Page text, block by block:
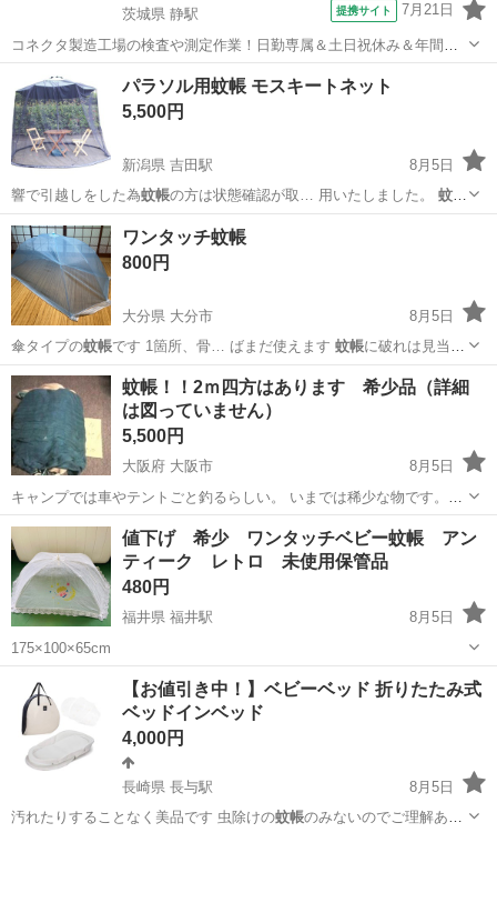
茨城県 静駅
提携サイト 7月21日
コネクタ製造工場の検査や測定作業！日勤専属＆土日祝休み＆年間休
日128日★クリーンルーム内作業★マイカー通勤OK＆無料駐車場あり
★就業先食堂利用可！日払い制度あり！《茨城県常陸大宮市》 人気の
工場のお仕事 ◇コネクタ製造工...
茨城 常陸大宮市 静駅 その他
パラソル用蚊帳 モスキートネット
5,500円
新潟県 吉田駅
8月5日
響で引越しをした為蚊帳の方は状態確認が取… 用いたしました。 蚊帳
の裾の部分は地面に… を防ぐアウトドア用蚊帳。おもりのチェーン…
新潟 燕市 吉田駅 その他
ワンタッチ蚊帳
800円
大分県 大分市
8月5日
傘タイプの蚊帳です 1箇所、骨… ばまだ使えます 蚊帳に破れは見当た
りま…
大分 大分市 その他
蚊帳！！2ｍ四方はあります 希少品（詳細
は図っていません）
5,500円
大阪府 大阪市
8月5日
キャンプでは車やテントごと釣るらしい。 いまでは稀少な物です。年
数相応に、保管中等の把握していない劣化は、ご配慮下さい。 ※返信
なかった方：ブロックかかりこちらに掲載 自身からのお申し出方式
で、中古品の売買との充分なご...
大阪 大阪市 家庭用品
値下げ 希少 ワンタッチベビー蚊帳 アン
ティーク レトロ 未使用保管品
480円
福井県 福井駅
8月5日
175×100×65cm
福井駅 ベビー用品
【お値引き中！】ベビーベッド 折りたたみ式
ベッドインベッド
4,000円
長崎県 長与駅
8月5日
汚れたりすることなく美品です 虫除けの蚊帳のみないのでご理解ある